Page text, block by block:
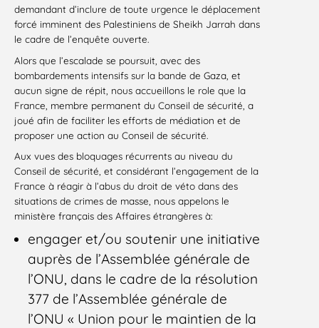
demandant d’inclure de toute urgence le déplacement
forcé imminent des Palestiniens de Sheikh Jarrah dans
le cadre de l’enquête ouverte.
Alors que l’escalade se poursuit, avec des
bombardements intensifs sur la bande de Gaza, et
aucun signe de répit, nous accueillons le role que la
France, membre permanent du Conseil de sécurité, a
joué afin de faciliter les efforts de médiation et de
proposer une action au Conseil de sécurité.
Aux vues des bloquages récurrents au niveau du
Conseil de sécurité, et considérant l’engagement de la
France à réagir à l’abus du droit de véto dans des
situations de crimes de masse, nous appelons le
ministère français des Affaires étrangères à:
engager et/ou soutenir une initiative
auprès de l’Assemblée générale de
l’ONU, dans le cadre de la résolution
377 de l’Assemblée générale de
l’ONU « Union pour le maintien de la